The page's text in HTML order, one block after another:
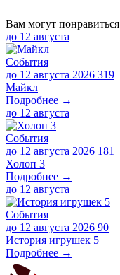
Вам могут понравиться
до 12 августа
События
до 12 августа 2026 319
Майкл
Подробнее →
до 12 августа
События
до 12 августа 2026 181
Холоп 3
Подробнее →
до 12 августа
События
до 12 августа 2026 90
История игрушек 5
Подробнее →